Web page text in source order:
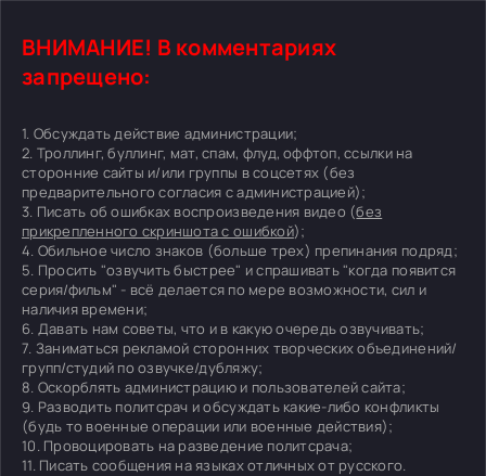
ВНИМАНИЕ! В комментариях
запрещено:
1. Обсуждать действие администрации;
2. Троллинг, буллинг, мат, спам, флуд, оффтоп, ссылки на
сторонние сайты и/или группы в соцсетях (без
предварительного согласия с администрацией);
3. Писать об ошибках воспроизведения видео (без
прикрепленного скриншота с ошибкой);
4. Обильное число знаков (больше трех) препинания подряд;
5. Просить "озвучить быстрее" и спрашивать "когда появится
серия/фильм" - всё делается по мере возможности, сил и
наличия времени;
6. Давать нам советы, что и в какую очередь озвучивать;
7. Заниматься рекламой сторонних творческих объединений/
групп/студий по озвучке/дубляжу;
8. Оскорблять администрацию и пользователей сайта;
9. Разводить политсрач и обсуждать какие-либо конфликты
(будь то военные операции или военные действия);
10. Провоцировать на разведение политсрача;
11. Писать сообщения на языках отличных от русского.